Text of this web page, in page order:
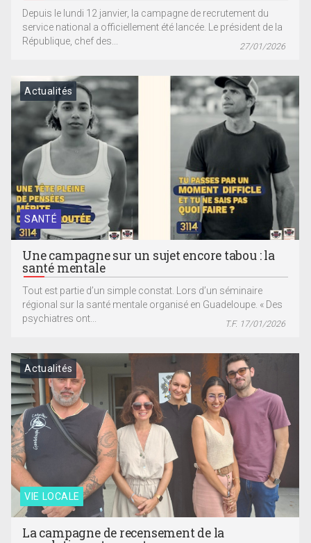
Depuis le lundi 12 janvier, la campagne de recrutement du
service national a officiellement été lancée. Le président de la
République, chef des...
27/01/2026
SANTÉ
Actualités
Une campagne sur un sujet encore tabou : la
santé mentale
Tout est partie d’un simple constat. Lors d’un séminaire
régional sur la santé mentale organisé en Guadeloupe. « Des
psychiatres ont...
T.F. 17/01/2026
VIE LOCALE
Actualités
La campagne de recensement de la